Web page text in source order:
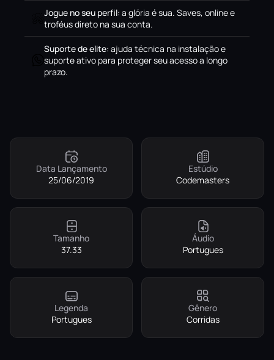
Jogue no seu perfil: a glória é sua. Saves, online e
troféus direto na sua conta.
Suporte de elite: ajuda técnica na instalação e
suporte ativo para proteger seu acesso a longo
prazo.
Data Lançamento
25/06/2019
Estúdio
Codemasters
Tamanho
37.33
Áudio
Portugues
Legenda
Portugues
Gênero
Corridas